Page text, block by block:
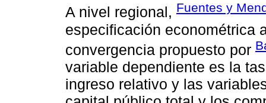
A nivel regional, Fuentes y
especificación econométrica
convergencia propuesto por
variable dependiente es la
ingreso relativo y las